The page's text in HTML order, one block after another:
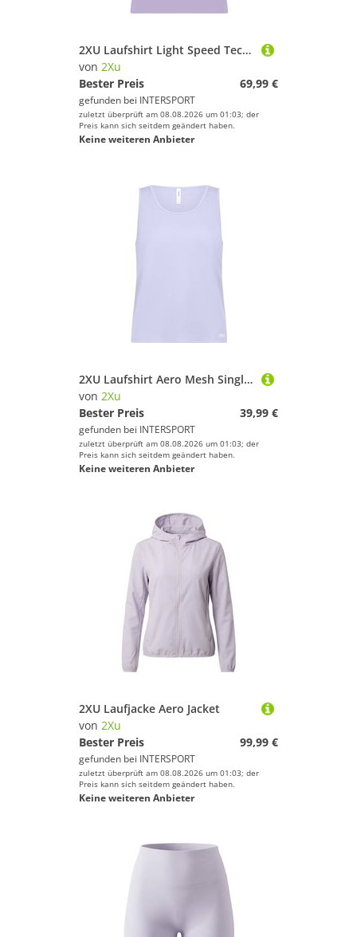
2XU Laufshirt Light Speed Tech Tee
von 2Xu
Bester Preis
69,99 €
gefunden bei INTERSPORT
zuletzt überprüft am 08.08.2026 um 01:03; der
Preis kann sich seitdem geändert haben.
Keine weiteren Anbieter
2XU Laufshirt Aero Mesh Singlet
von 2Xu
Bester Preis
39,99 €
gefunden bei INTERSPORT
zuletzt überprüft am 08.08.2026 um 01:03; der
Preis kann sich seitdem geändert haben.
Keine weiteren Anbieter
2XU Laufjacke Aero Jacket
von 2Xu
Bester Preis
99,99 €
gefunden bei INTERSPORT
zuletzt überprüft am 08.08.2026 um 01:03; der
Preis kann sich seitdem geändert haben.
Keine weiteren Anbieter